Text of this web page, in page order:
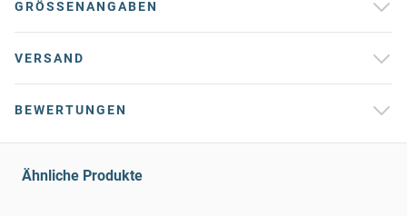
GRÖSSENANGABEN
VERSAND
BEWERTUNGEN
Ähnliche Produkte